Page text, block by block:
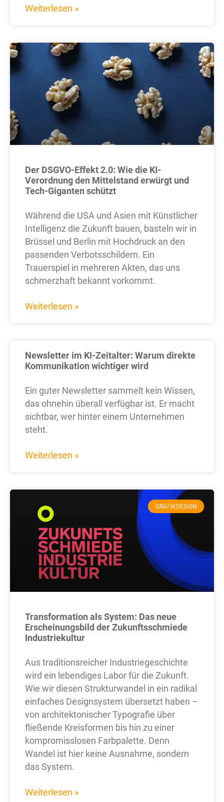
Weiterlesen »
Der DSGVO-Effekt 2.0: Wie die KI-
Verordnung den Mittelstand erwürgt und
Tech-Giganten schützt
Während die USA und Asien mit Künstlicher
Intelligenz die Zukunft bauen, basteln wir in
Brüssel und Berlin mit Hochdruck an den
passenden Verbotsschildern. Ein
Trauerspiel in mehreren Akten, das uns
schmerzhaft bekannt vorkommt.
Weiterlesen »
Newsletter im KI-Zeitalter: Warum direkte
Kommunikation wichtiger wird
Ein guter Newsletter sammelt kein Wissen,
das ohnehin überall verfügbar ist. Er macht
sichtbar, wer hinter einem Unternehmen
steht.
Weiterlesen »
GRAFIKDESIGN
Transformation als System: Das neue
Erscheinungsbild der Zukunftsschmiede
Industriekultur
Aus traditionsreicher Industriegeschichte
wird ein lebendiges Labor für die Zukunft.
Wie wir diesen Strukturwandel in ein radikal
einfaches Designsystem übersetzt haben –
von architektonischer Typografie über
fließende Kreisformen bis hin zu einer
kompromisslosen Farbpalette. Denn
Wandel ist hier keine Ausnahme, sondern
das System.
Weiterlesen »